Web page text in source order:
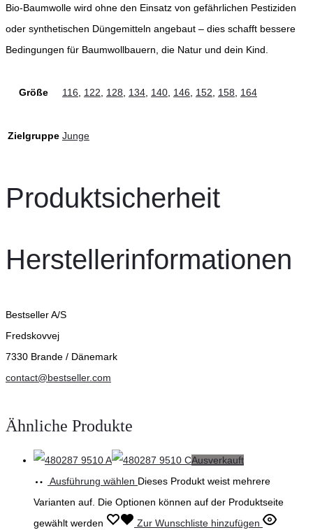
Bio-Baumwolle wird ohne den Einsatz von gefährlichen Pestiziden
oder synthetischen Düngemitteln angebaut – dies schafft bessere
Bedingungen für Baumwollbauern, die Natur und dein Kind.
Größe 116, 122, 128, 134, 140, 146, 152, 158, 164
Zielgruppe Junge
Produktsicherheit
Herstellerinformationen
Bestseller A/S
Fredskovvej
7330 Brande / Dänemark
contact@bestseller.com
Ähnliche Produkte
Ausverkauft
Ausführung wählen Dieses Produkt weist mehrere
Varianten auf. Die Optionen können auf der Produktseite
gewählt werden
Zur Wunschliste hinzufügen